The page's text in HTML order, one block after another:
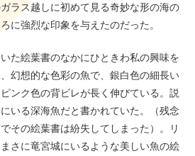
ラス越しに初めて見る奇妙な形の海の
に強烈な印象を与えたのだった。
た絵葉書のなかにひときわ私の興味を
幻想的な色彩の魚で、銀白色の細長い
ンク色の背ビレが長く伸びている。説
いる深海魚だと書かれていた。（残念
その絵葉書は紛失してしまった）。リ
さに竜宮城にいるような美しい魚の絵